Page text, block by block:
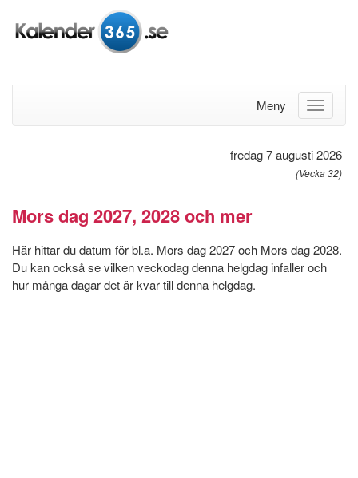
Meny
fredag 7 augusti 2026
(Vecka 32)
Mors dag 2027, 2028 och mer
Här hittar du datum för bl.a. Mors dag 2027 och Mors dag 2028.
Du kan också se vilken veckodag denna helgdag infaller och
hur många dagar det är kvar till denna helgdag.